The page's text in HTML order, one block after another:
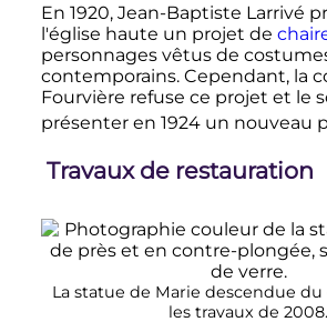
En 1920, Jean-Baptiste Larrivé
l'église haute un projet de
personnages vêtus de
contemporains. Cependant, la
Fourvière refuse ce projet et le
présenter en 1924 un nouveau
Travaux de restauration
La statue de Marie descendue
les travaux de 2008.